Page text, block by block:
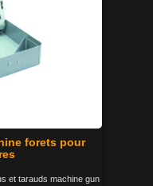
forets pour
et tarauds machine gun